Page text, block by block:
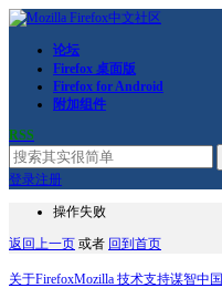
论坛
Firefox 桌面版
Firefox for Android
附加组件
RSS
登录注册
操作失败
返回上一页 或者 回到首页
关于FirefoxMozilla 技术支持谋智中国